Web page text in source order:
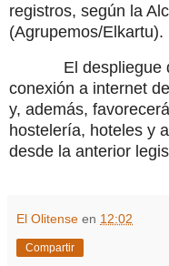
registros, según la
(Agrupemos/Elkartu).
El despliegue de
conexión a internet
y, además,
hostelería, hoteles y
desde la anterior
El Olitense en 12:02
Compartir